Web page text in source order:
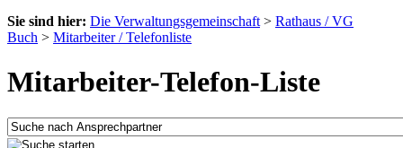
Sie sind hier: Die Verwaltungsgemeinschaft > Rathaus / VG
Buch > Mitarbeiter / Telefonliste
Mitarbeiter-Telefon-Liste